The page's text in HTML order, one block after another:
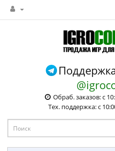
Обраб. заказов: с
Тех. поддержка: с